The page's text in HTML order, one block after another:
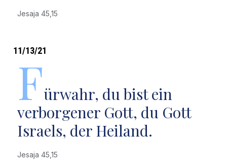
Jesaja 45,15
11/13/21
Fürwahr, du bist ein
verborgener Gott, du Gott
Israels, der Heiland.
Jesaja 45,15